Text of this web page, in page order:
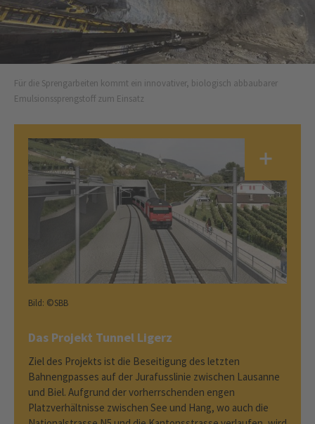
Für die Sprengarbeiten kommt ein innovativer, biologisch abbaubarer
Emulsionssprengstoff zum Einsatz
Bild: ©SBB
Das Projekt Tunnel Ligerz
Ziel des Projekts ist die Beseitigung des letzten
Bahnengpasses auf der Jurafusslinie zwischen Lausanne
und Biel. Aufgrund der vorherrschenden engen
Platzverhältnisse zwischen See und Hang, wo auch die